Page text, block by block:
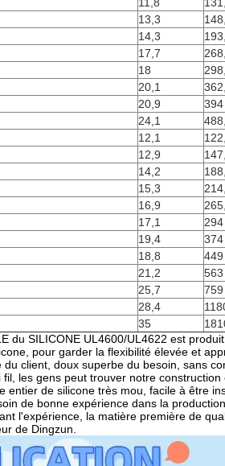
13,3
14,3
17,7
18
20,1
20,9 394
24,1
12,1
12,9
14,2
15,3
16,9
17,1 294
19,4 374
18,8 449
21,2 563
25,7 759
28,4
35
du SILICONE UL4600/UL4622 est
pour garder la flexibilité élevée et
client, doux superbe du besoin, sans
les gens peut trouver notre
entier de silicone très mou, facile à être
de bonne expérience dans la
l'expérience, la matière première de
de Dingzun.